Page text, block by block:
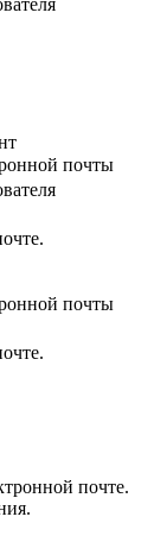
почты
почты
почте.